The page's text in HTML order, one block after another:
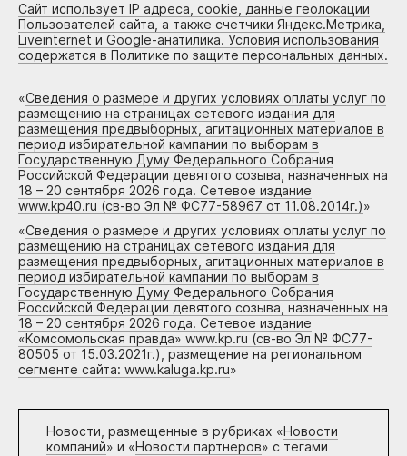
Сайт использует IP адреса, cookie, данные геолокации
Пользователей сайта, а также счетчики Яндекс.Метрика,
Liveinternet и Google-анатилика. Условия использования
содержатся в Политике по защите персональных данных.
«Сведения о размере и других условиях оплаты услуг по
размещению на страницах сетевого издания для
размещения предвыборных, агитационных материалов в
период избирательной кампании по выборам в
Государственную Думу Федерального Собрания
Российской Федерации девятого созыва, назначенных на
18 – 20 сентября 2026 года. Сетевое издание
www.kp40.ru (св-во Эл № ФС77-58967 от 11.08.2014г.)»
«Сведения о размере и других условиях оплаты услуг по
размещению на страницах сетевого издания для
размещения предвыборных, агитационных материалов в
период избирательной кампании по выборам в
Государственную Думу Федерального Собрания
Российской Федерации девятого созыва, назначенных на
18 – 20 сентября 2026 года. Сетевое издание
«Комсомольская правда» www.kp.ru (св-во Эл № ФС77-
80505 от 15.03.2021г.), размещение на региональном
сегменте сайта: www.kaluga.kp.ru»
Новости, размещенные в рубриках «Новости
компаний» и «Новости партнеров» с тегами